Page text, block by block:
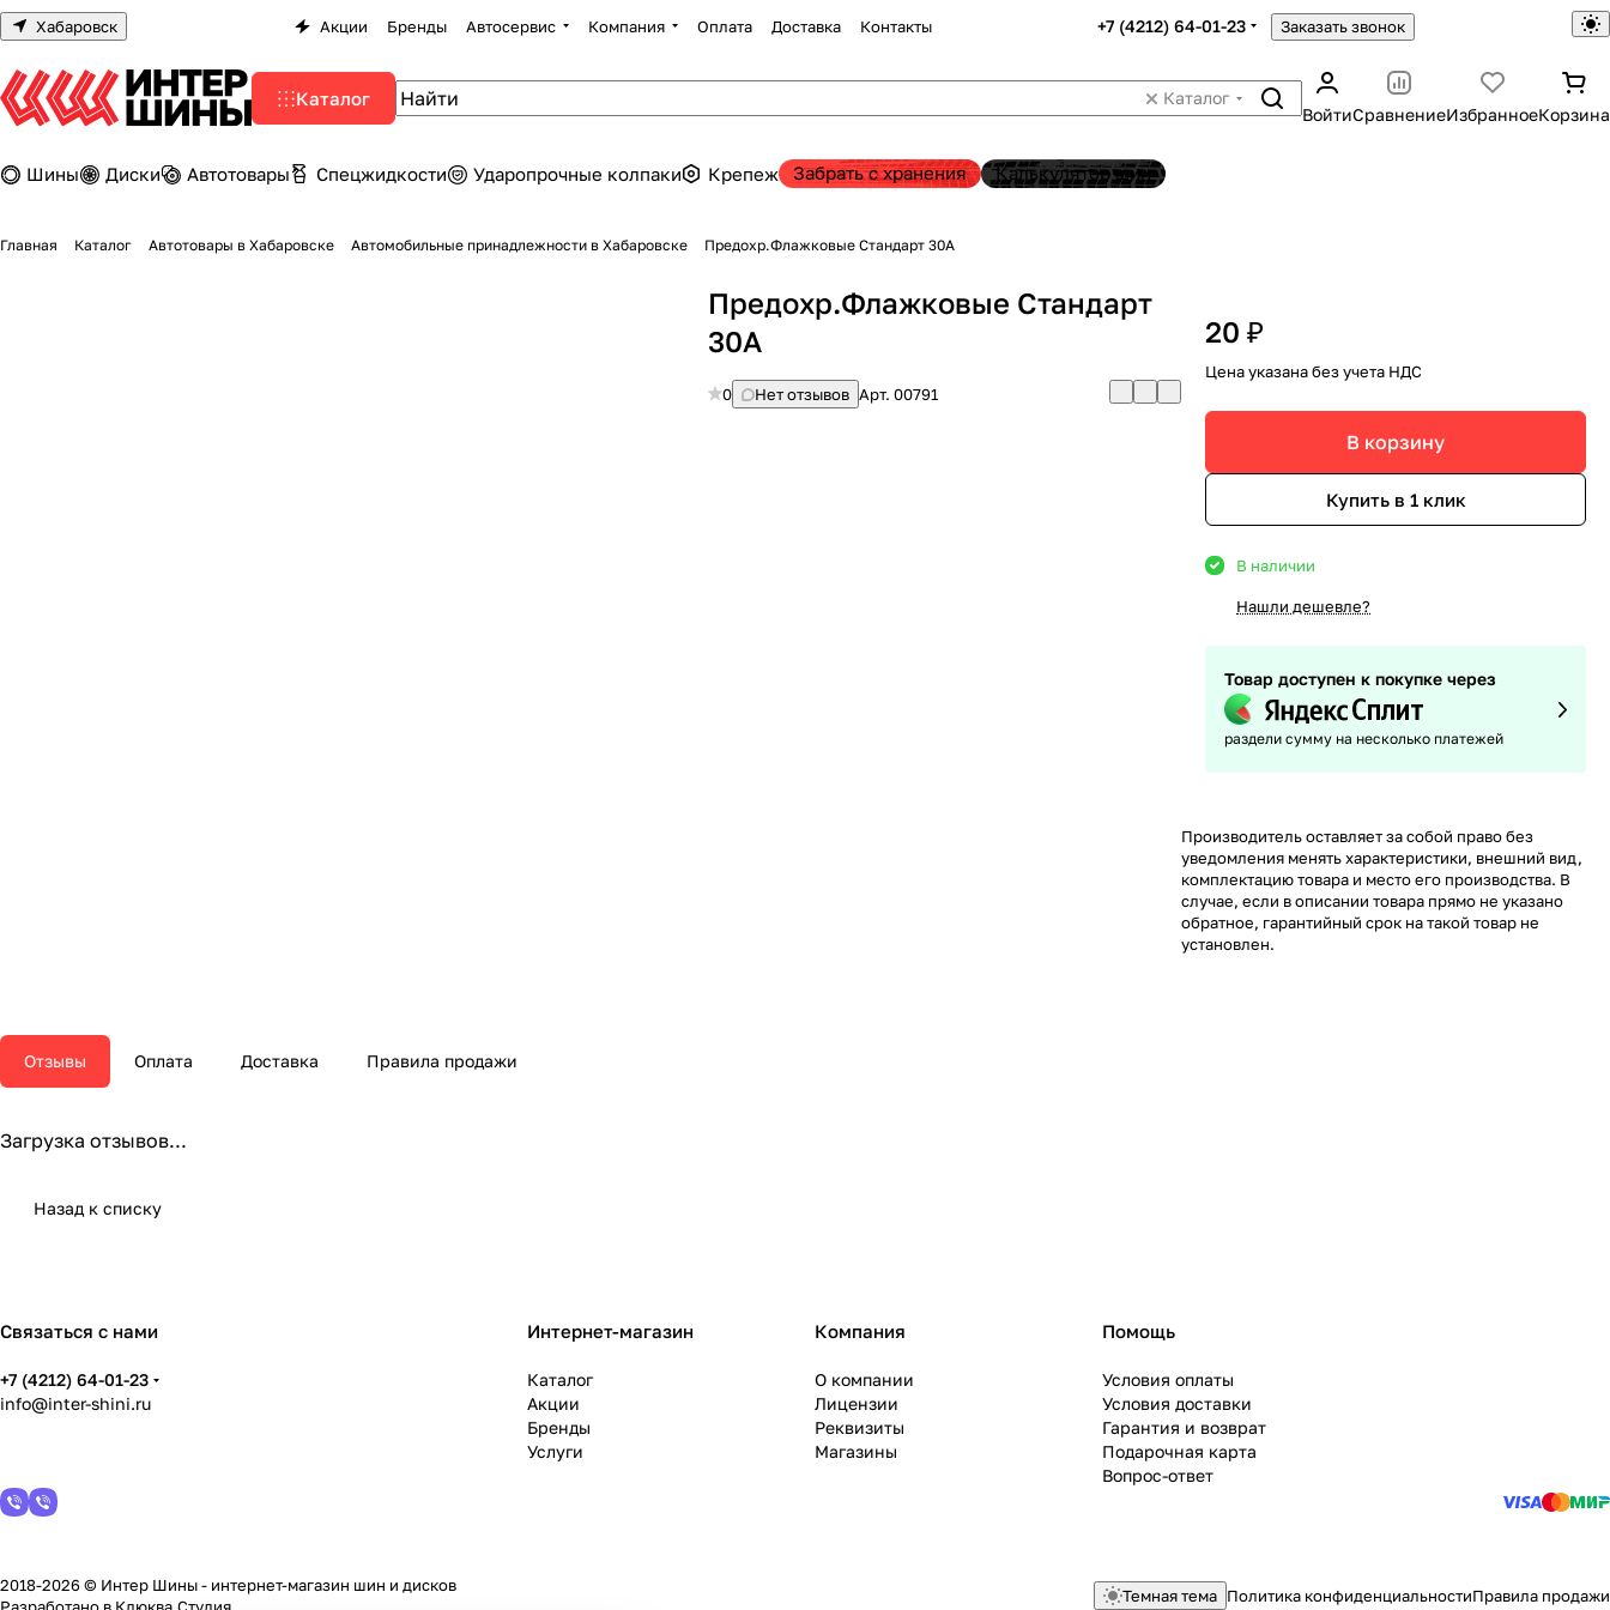
Хабаровск Акции Бренды Автосервис Компания Оплата Доставка Контакты +7 (4212) 64-01-23 Заказать звонок
Каталог
Каталог
ВойтиСравнениеИзбранноеКорзина
Шины Диски Автотовары Спецжидкости Ударопрочные колпаки Крепеж Забрать с хранения Калькулятор шин
Главная Каталог Автотовары в Хабаровске Автомобильные принадлежности в Хабаровске Предохр.Флажковые Стандарт 30А
Предохр.Флажковые Стандарт
30А
0 Нет отзывов Арт.00791
20 ₽
Цена указана без учета НДС
В корзину
Купить в 1 клик
В наличии
Нашли дешевле?
Товар доступен к покупке через
раздели сумму на несколько платежей
Производитель оставляет за собой право без
уведомления менять характеристики, внешний вид,
комплектацию товара и место его производства. В
случае, если в описании товара прямо не указано
обратное, гарантийный срок на такой товар не
установлен.
Отзывы Оплата Доставка Правила продажи
Загрузка отзывов...
Назад к списку
Связаться с нами
+7 (4212) 64-01-23
info@inter-shini.ru
Интернет-магазин
Каталог
Акции
Бренды
Услуги
Компания
О компании
Лицензии
Реквизиты
Магазины
Помощь
Условия оплаты
Условия доставки
Гарантия и возврат
Подарочная карта
Вопрос-ответ
2018-2026 © Интер Шины - интернет-магазин шин и дисков
Темная тема Политика конфиденциальностиПравила продажи